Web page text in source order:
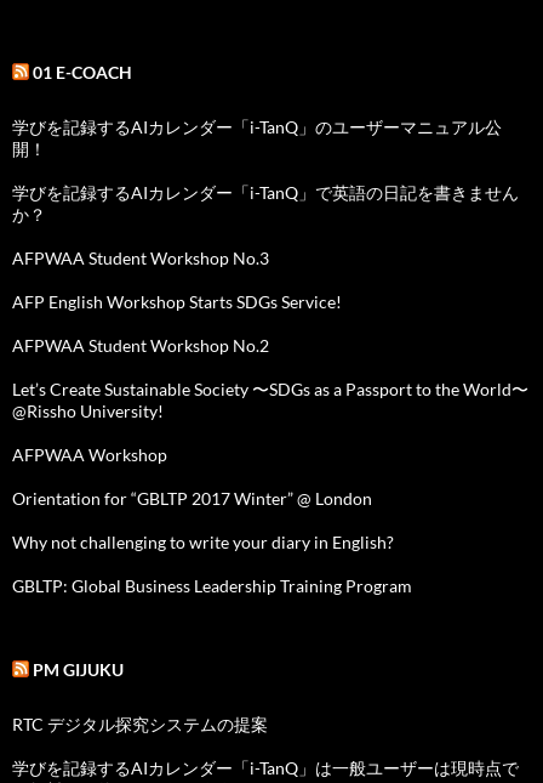
01 E-COACH
学びを記録するAIカレンダー「i-TanQ」のユーザーマニュアル公
開！
学びを記録するAIカレンダー「i-TanQ」で英語の日記を書きません
か？
AFPWAA Student Workshop No.3
AFP English Workshop Starts SDGs Service!
AFPWAA Student Workshop No.2
Let’s Create Sustainable Society 〜SDGs as a Passport to the World〜
@Rissho University!
AFPWAA Workshop
Orientation for “GBLTP 2017 Winter” @ London
Why not challenging to write your diary in English?
GBLTP: Global Business Leadership Training Program
PM GIJUKU
RTC デジタル探究システムの提案
学びを記録するAIカレンダー「i-TanQ」は一般ユーザーは現時点で